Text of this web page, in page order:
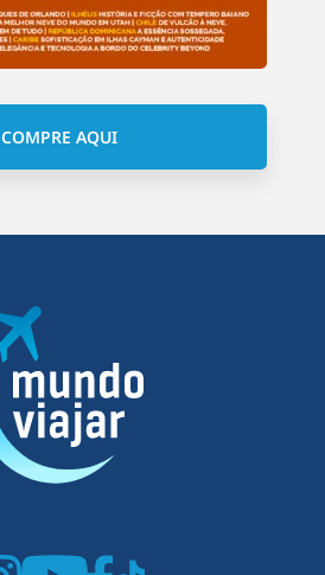
COMPRE AQUI